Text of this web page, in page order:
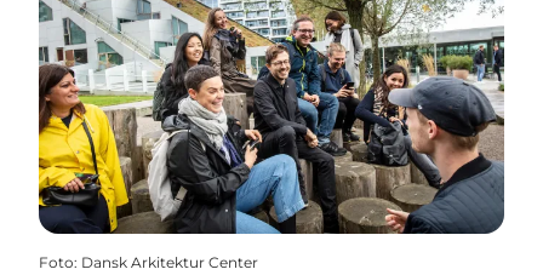
Foto: Dansk Arkitektur Center